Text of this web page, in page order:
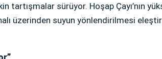
tartışmalar sürüyor. Hoşap Çayı’nın
üzerinden suyun yönlendirilmesi